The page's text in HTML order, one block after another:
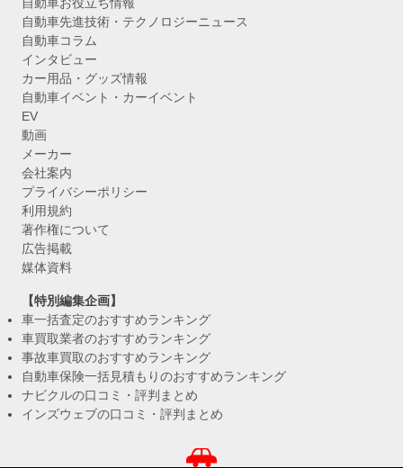
自動車お役立ち情報
自動車先進技術・テクノロジーニュース
自動車コラム
インタビュー
カー用品・グッズ情報
自動車イベント・カーイベント
EV
動画
メーカー
会社案内
プライバシーポリシー
利用規約
著作権について
広告掲載
媒体資料
【特別編集企画】
車一括査定のおすすめランキング
車買取業者のおすすめランキング
事故車買取のおすすめランキング
自動車保険一括見積もりのおすすめランキング
ナビクルの口コミ・評判まとめ
インズウェブの口コミ・評判まとめ